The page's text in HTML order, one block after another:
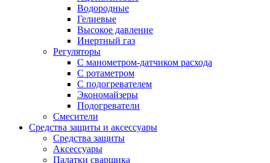
Водородные
Гелиевые
Высокое давление
Инертный газ
Регуляторы
С манометром-датчиком расхода
С ротаметром
С подогревателем
Экономайзеры
Подогреватели
Смесители
Средства защиты и аксессуары
Средства защиты
Аксессуары
Палатки сварщика